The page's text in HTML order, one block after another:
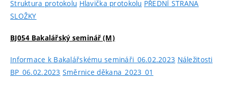
Struktura protokolu Hlavička protokolu PŘEDNÍ STRANA
SLOŽKY
BJ054 Bakalářský seminář (M)
Informace k Bakalářskému semináři_06.02.2023 Náležitosti
BP_06.02.2023 Směrnice děkana_2023_01